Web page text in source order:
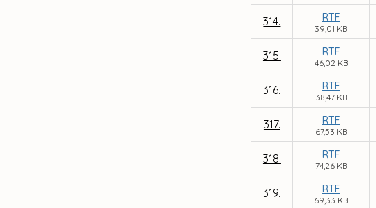
314. RTF
39,01 KB
315. RTF
46,02 KB
316. RTF
38,47 KB
317. RTF
67,53 KB
318. RTF
74,26 KB
319. RTF
69,33 KB